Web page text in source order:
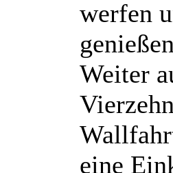
werfen
Weiter
eine